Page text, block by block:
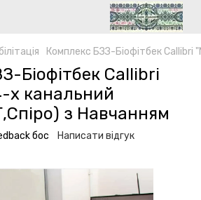
Комплекс БЗЗ-Біофітбек Callibri
Біофітбек Callibri
х канальний
з Навчанням
бос Написати відгук